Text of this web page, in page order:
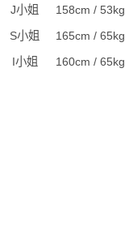
J小姐
158cm / 53kg
S小姐
165cm / 65kg
I小姐
160cm / 65kg